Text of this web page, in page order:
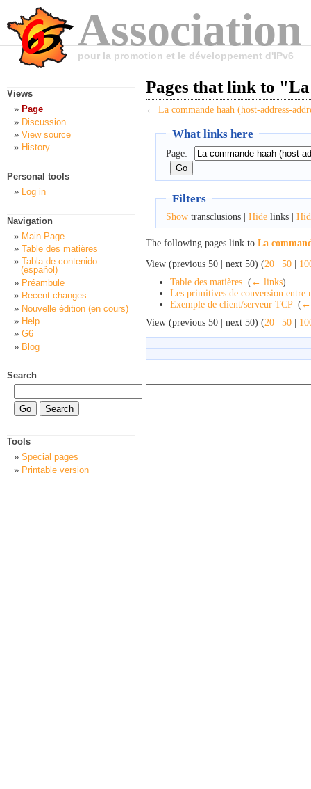
pour la promotion et le développement d'IPv6
Pages that link to
← La commande haah (host-address-
What links here
Page:
Filters
Showtransclusions | Hidelinks |
The following pages link to La
View (previous 50 | next 50) (20 | 50 |
Table des matières ( ← links)
Les primitives de conversion entre
Exemple de client/serveur TCP‎ ( ←
View (previous 50 | next 50) (20 | 50 |
Views
Page
Discussion
View source
History
Personal tools
Log in
Navigation
Main Page
Table des matières
Tabla de contenido
(español)
Préambule
Recent changes
Nouvelle édition (en cours)
Help
G6
Blog
Search
Tools
Special pages
Printable version